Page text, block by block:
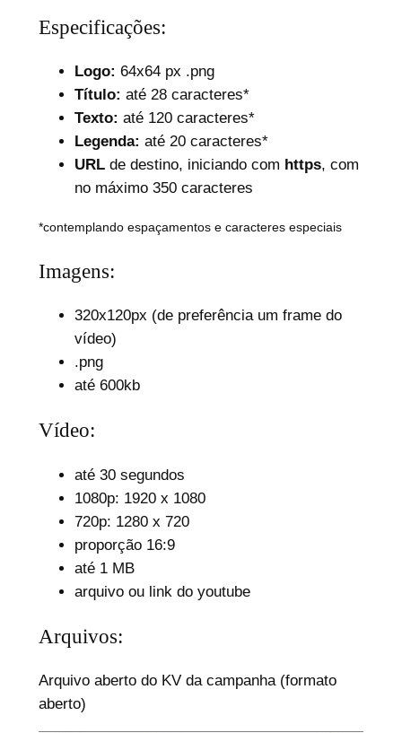
Especificações:
Logo: 64x64 px .png
Título: até 28 caracteres*
Texto: até 120 caracteres*
Legenda: até 20 caracteres*
URLde destino, iniciando com https, com
no máximo 350 caracteres
*contemplando espaçamentos e caracteres especiais
Imagens:
320x120px (de preferência um frame do
vídeo)
.png
até 600kb
Vídeo:
até 30 segundos
1080p: 1920 x 1080
720p: 1280 x 720
proporção 16:9
até 1 MB
arquivo ou link do youtube
Arquivos:
Arquivo aberto do KV da campanha (formato
aberto)